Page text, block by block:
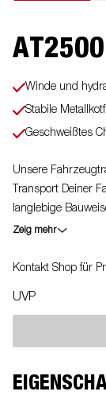
Winde und
Stabile
Geschweißtes
Unsere
Transport Deiner Fahrzeuge
langlebige
zum Beispiel für
lediglich der
Zeig mehr
Kontakt Shop für
UVP